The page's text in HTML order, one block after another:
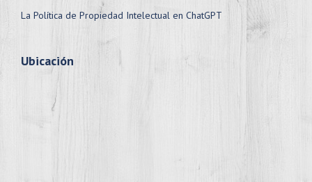
La Política de Propiedad Intelectual en ChatGPT
Ubicación